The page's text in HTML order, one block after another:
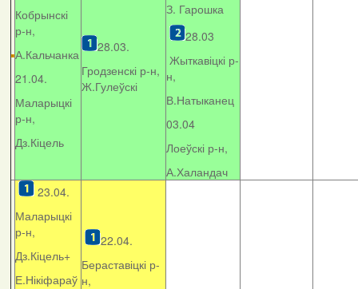
Кобрынскі
р-н,
А.Кальчанка
21.04.
Маларыцкі
р-н,
Дз.Кіцель
28.03.
Гродзенскі р-н,
Ж.Гулеўскі
З. Гарошка
28.03
Жыткавіцкі р-
н,
В.Натыканец
03.04
Лоеўскі р-н,
А.Халандач
23.04.
Маларыцкі
р-н,
Дз.Кіцель+
Е.Нікіфараў
22.04.
Бераставіцкі р-
н,